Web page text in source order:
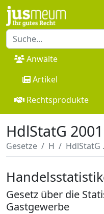
Anwälte
Artikel
Rechtsprodukte
HdlStatG 2001
Gesetze H HdlStatG 2001
Gesetz über die
Gastgewerbe